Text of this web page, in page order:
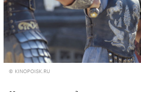
© KINOPOISK.RU